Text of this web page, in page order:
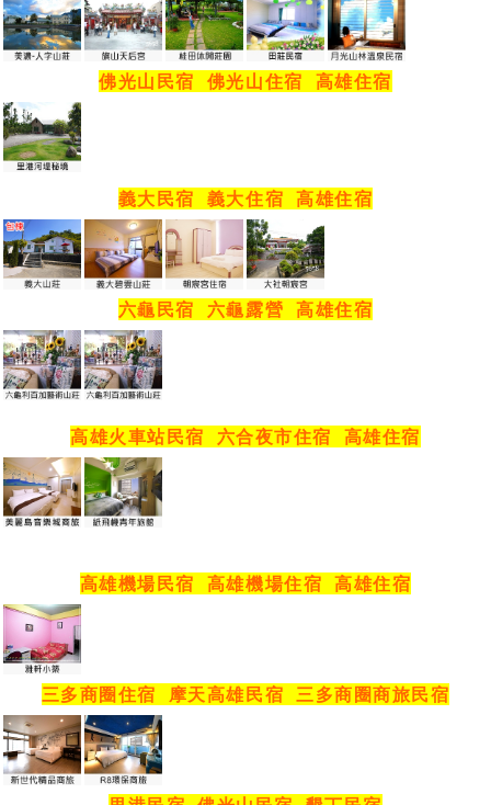
佛光山民宿 佛光山住宿 高雄住宿
義大民宿 義大住宿 高雄住宿
六龜民宿 六龜露營 高雄住宿
高雄火車站民宿 六合夜市住宿 高雄住宿
高雄機場民宿 高雄機場住宿 高雄住宿
三多商圈住宿 摩天高雄民宿 三多商圈商旅民宿